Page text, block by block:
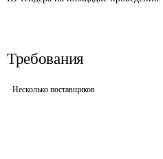
Требования
Несколько поставщиков